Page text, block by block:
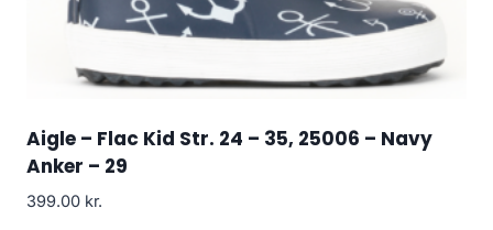
Aigle – Flac Kid Str. 24 – 35, 25006 – Navy
Anker – 29
399.00 kr.